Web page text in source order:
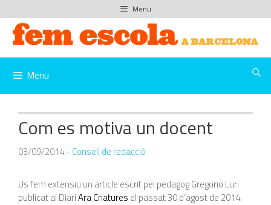
al
contingut
Menu
Menu
Com es motiva un docent
03/09/2014- Consell de redacció
Us fem extensiu un article escrit pel pedagog Gregorio Luri
publicat al DiariAra Criatures el passat 30 d’agost de 2014.